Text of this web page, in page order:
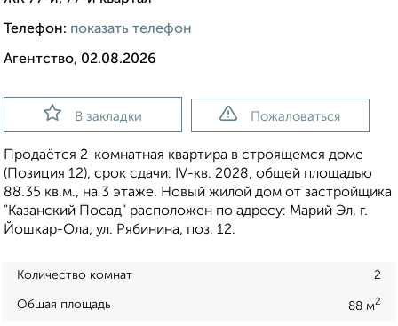
Телефон: показать телефон
Агентство, 02.08.2026
В закладки Пожаловаться
Продаётся 2-комнатная квартира в строящемся доме
(Позиция 12), срок сдачи: IV-кв. 2028, общей площадью
88.35 кв.м., на 3 этаже. Новый жилой дом от застройщика
"Казанский Посад" расположен по адресу: Марий Эл, г.
Йошкар-Ола, ул. Рябинина, поз. 12.
Количество комнат 2
Общая площадь 88 м2